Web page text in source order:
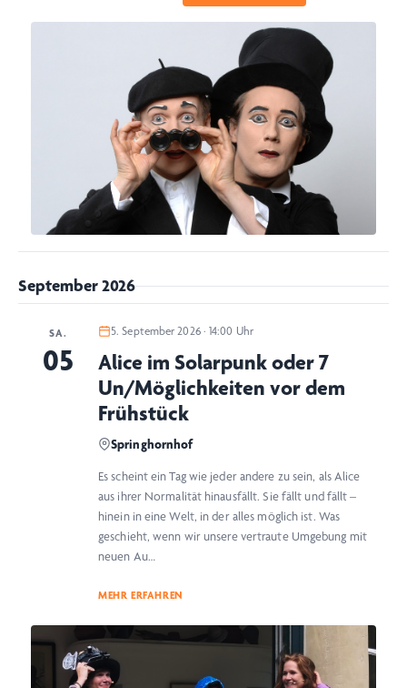
September 2026
SA.
05
5. September 2026 · 14:00 Uhr
Alice im Solarpunk oder 7
Un/Möglichkeiten vor dem
Frühstück
Springhornhof
Es scheint ein Tag wie jeder andere zu sein, als Alice
aus ihrer Normalität hinausfällt. Sie fällt und fällt –
hinein in eine Welt, in der alles möglich ist. Was
geschieht, wenn wir unsere vertraute Umgebung mit
neuen Au…
MEHR ERFAHREN